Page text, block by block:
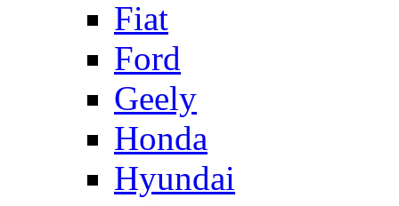
Fiat
Ford
Geely
Honda
Hyundai